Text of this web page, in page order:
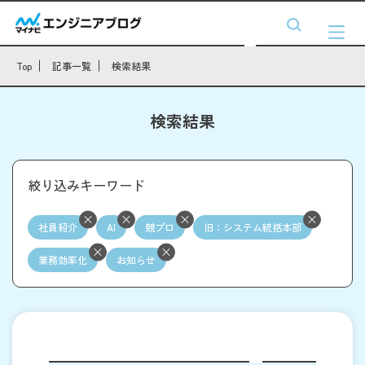
Top 記事一覧 検索結果
検索結果
絞り込みキーワード
社員紹介 AI 競プロ 旧：システム統括本部
業務効率化 お知らせ